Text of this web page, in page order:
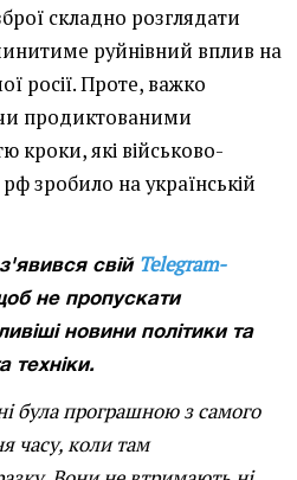
складно розглядати
руйнівний вплив на
росії. Проте, важко
продиктованими
кроки, які військово-
зробило на українській
свій Telegram-
не пропускати
новини політики та
техніки.
була програшною з самого
часу, коли там